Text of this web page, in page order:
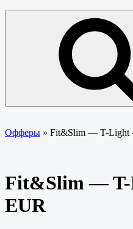
Офферы » Fit&Slim — T-Light
Fit&Slim —
EUR